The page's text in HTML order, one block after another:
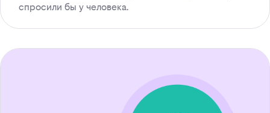
спросили бы у человека.